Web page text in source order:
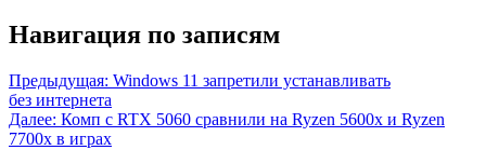
Навигация по записям
Предыдущая: Windows 11 запретили устанавливать
без интернета
Далее: Комп с RTX 5060 сравнили на Ryzen 5600x и Ryzen
7700x в играх